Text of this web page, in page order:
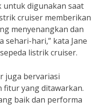
untuk digunakan saat
cruiser memberikan
menyenangkan dan
sehari-hari,” kata Jane
listrik cruiser.
juga bervariasi
yang ditawarkan.
baik dan performa